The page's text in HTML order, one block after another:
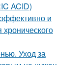
ACID)
и
Уход за